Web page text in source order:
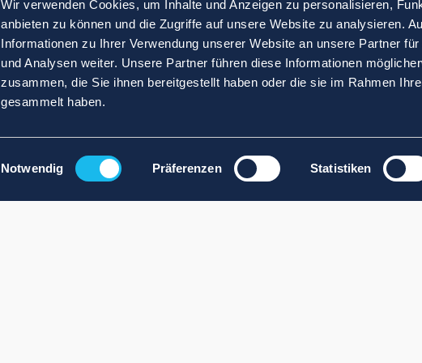
Wir verwenden Cookies, um Inhalte und Anzeigen zu personalisieren,
anbieten zu können und die Zugriffe auf unsere Website zu analysieren.
Informationen zu Ihrer Verwendung unserer Website an unsere Partner
und Analysen weiter. Unsere Partner führen diese Informationen
zusammen, die Sie ihnen bereitgestellt haben oder die sie im Rahmen
gesammelt haben.
Einwilligungsauswahl
Notwendig Präferenzen Statistiken